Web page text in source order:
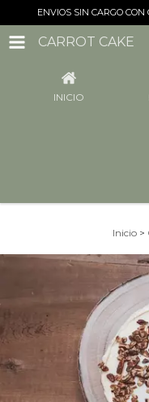
ENVIOS SIN CARGO
CARROT CAKE
INICIO
Inicio >